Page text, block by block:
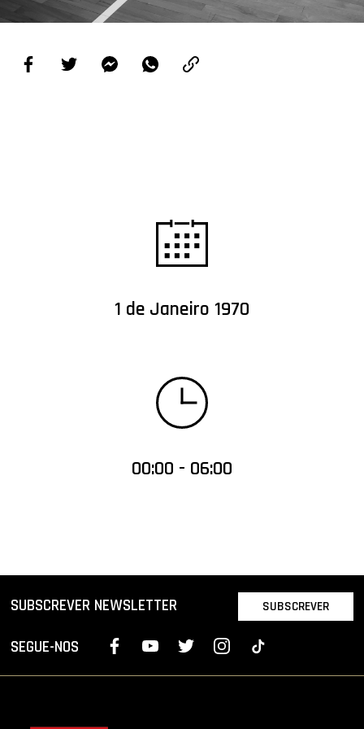
PROJETOS
LIGA BETCLIC MASCULINA
1 de Janeiro 1970
00:00 - 06:00
SUBSCREVER NEWSLETTER SUBSCREVER
SEGUE-NOS